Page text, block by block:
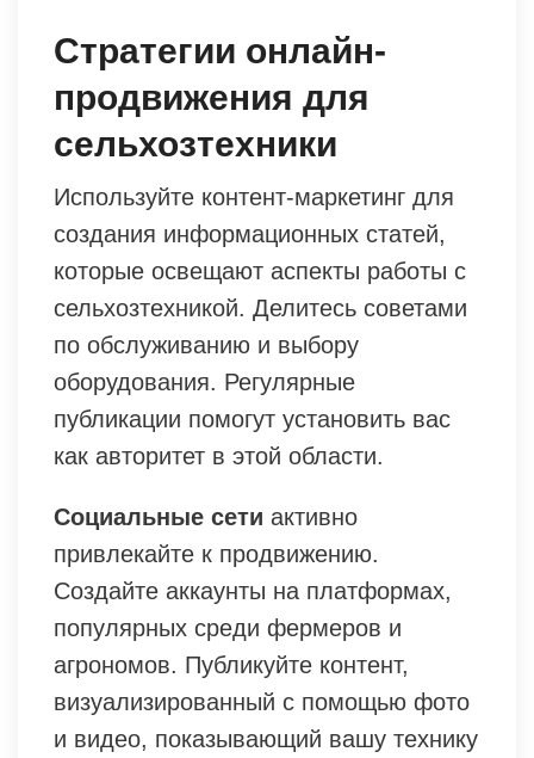
Стратегии онлайн-
продвижения для
сельхозтехники
Используйте контент-маркетинг для
создания информационных статей,
которые освещают аспекты работы с
сельхозтехникой. Делитесь советами
по обслуживанию и выбору
оборудования. Регулярные
публикации помогут установить вас
как авторитет в этой области.
Социальные сети активно
привлекайте к продвижению.
Создайте аккаунты на платформах,
популярных среди фермеров и
агрономов. Публикуйте контент,
визуализированный с помощью фото
и видео, показывающий вашу технику